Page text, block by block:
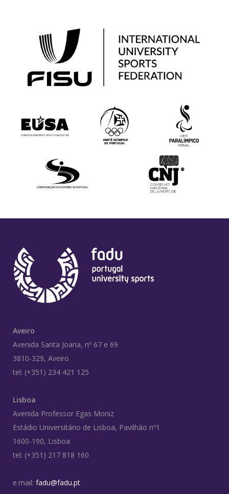
Aveiro
Avenida Santa Joana, nº 67 e 69
3810-329, Aveiro
tel: (+351) 234 421 125
Lisboa
Avenida Professor Egas Moniz
Estádio Universitário de Lisboa, Pavilhão nº1
1600-190, Lisboa
tel: (+351) 217 818 160
e.mail: fadu@fadu.pt